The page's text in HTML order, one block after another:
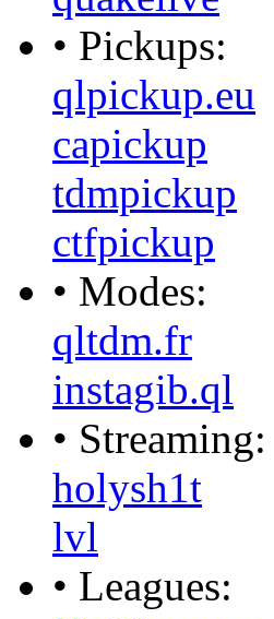
• Pickups:
qlpickup.eu
capickup
tdmpickup
ctfpickup
• Modes:
qltdm.fr
instagib.ql
• Streaming:
holysh1t
lvl
• Leagues: